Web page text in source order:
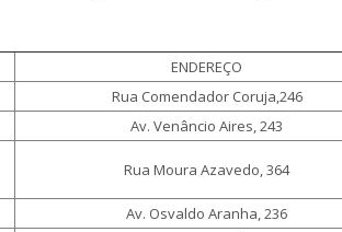
ENDEREÇO
Rua Comendador Coruja,246
Av. Venâncio Aires, 243
Rua Moura Azavedo, 364
Av. Osvaldo Aranha, 236